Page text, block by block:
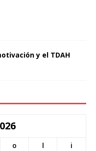
y el TDAH
o l
i